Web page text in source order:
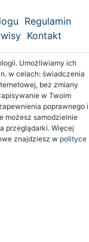
Regulamin
Kontakt
Umożliwiamy ich
w celach: świadczenia
bez zmiany
w Twoim
poprawnego i
możesz samodzielnie
przeglądarki. Więcej
znajdziesz w polityce